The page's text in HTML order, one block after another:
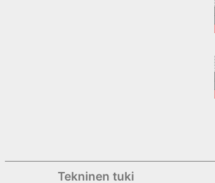
Tekninen tuki